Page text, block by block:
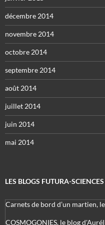
décembre 2014
novembre 2014
octobre 2014
septembre 2014
août 2014
juillet 2014
juin 2014
mai 2014
LES BLOGS FUTURA-SCIENCES
Carnets de bord d’un martien,
COSMOGONIES, le blog